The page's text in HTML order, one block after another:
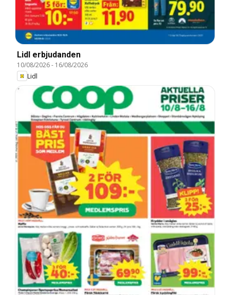
Lidl erbjudanden
10/08/2026- 16/08/2026
Lidl